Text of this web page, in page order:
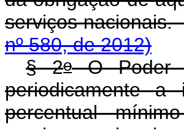
serviços
nº 580, de 2012)
§ 2oO Poder
periodicamente
percentual